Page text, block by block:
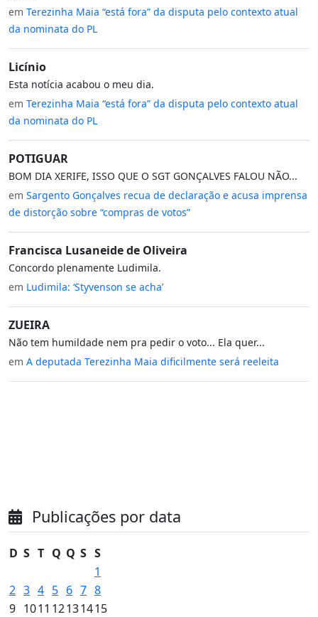
em Terezinha Maia “está fora” da disputa pelo contexto atual
da nominata do PL
Licínio
Esta notícia acabou o meu dia.
em Terezinha Maia “está fora” da disputa pelo contexto atual
da nominata do PL
POTIGUAR
BOM DIA XERIFE, ISSO QUE O SGT GONÇALVES FALOU NÃO...
em Sargento Gonçalves recua de declaração e acusa imprensa
de distorção sobre “compras de votos”
Francisca Lusaneide de Oliveira
Concordo plenamente Ludimila.
em Ludimila: ‘Styvenson se acha’
ZUEIRA
Não tem humildade nem pra pedir o voto... Ela quer...
em A deputada Terezinha Maia dificilmente será reeleita
Publicações por data
D S T Q Q S S
1
2 3 4 5 6 7 8
9 1011 12131415